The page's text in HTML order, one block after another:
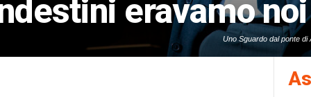
Uno Sguardo dal ponte di
Popolizio e Valentina
eravamo noi